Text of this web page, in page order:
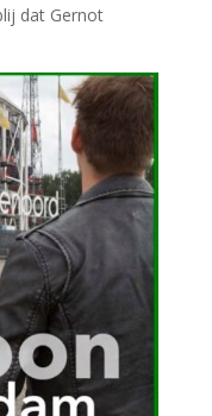
dat Gernot